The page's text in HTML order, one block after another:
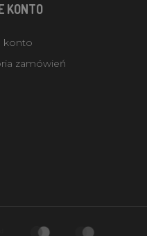
KONTO
konto
zamówień